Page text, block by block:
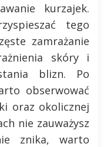
kurzajek.
tego
zamrażanie
skóry i
blizn. Po
obserwować
oraz okolicznej
nie zauważysz
znika, warto